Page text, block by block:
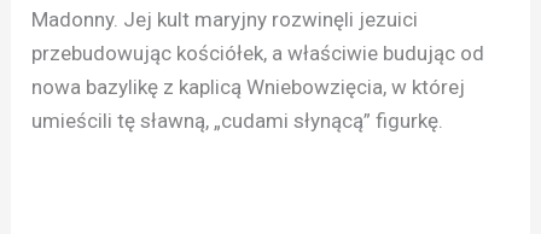
Madonny. Jej kult maryjny rozwinęli jezuici
przebudowując kościółek, a właściwie budując od
nowa bazylikę z kaplicą Wniebowzięcia, w której
umieścili tę sławną, „cudami słynącą” figurkę.